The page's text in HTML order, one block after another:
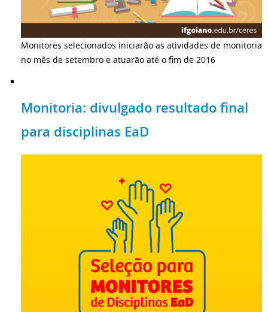
Monitores selecionados iniciarão as atividades de monitoria
no mês de setembro e atuarão até o fim de 2016
Monitoria: divulgado resultado final
para disciplinas EaD